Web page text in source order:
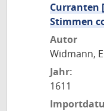
Curranten
Stimmen
Autor
Widmann,
Jahr:
1611